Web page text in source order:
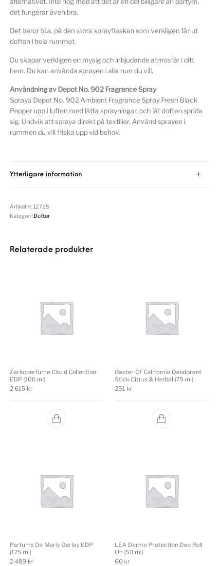
det fungerar även bra.
Det beror bl.a. på den stora sprayflaskan som verkligen får ut
doften i hela rummet.
Du skapar verkligen en mysig och inbjudande atmosfär i ditt
hem. Du kan använda sprayen i alla rum du vill.
Användning av Depot No. 902 Fragrance Spray
Spraya Depot No. 902 Ambient Fragrance Spray Fresh Black
Pepper upp i luften med lätta sprayningar, och låt doften sprida
sig. Undvik att spraya direkt på textilier. Använd sprayen i
rummen du vill friska upp vid behov.
Ytterligare information
Artikelnr:12725
Kategori: Dofter
Relaterade produkter
Zarkoperfume Cloud Collection
EDP (100 ml)
2 615 kr
Baxter Of California Deodorant
Stick Citrus & Herbal (75 ml)
251 kr
Parfums De Marly Darley EDP
(125 ml)
2 489 kr
LEA Dermo Protection Deo Roll
On (50 ml)
60 kr